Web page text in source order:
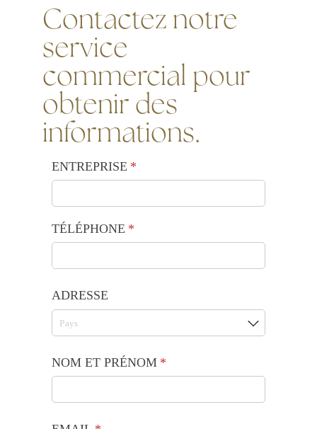
Contactez notre
service
commercial pour
obtenir des
informations.
ENTREPRISE *
(requis)
TÉLÉPHONE *
(requis)
ADRESSE
NOM ET PRÉNOM *
(requis)